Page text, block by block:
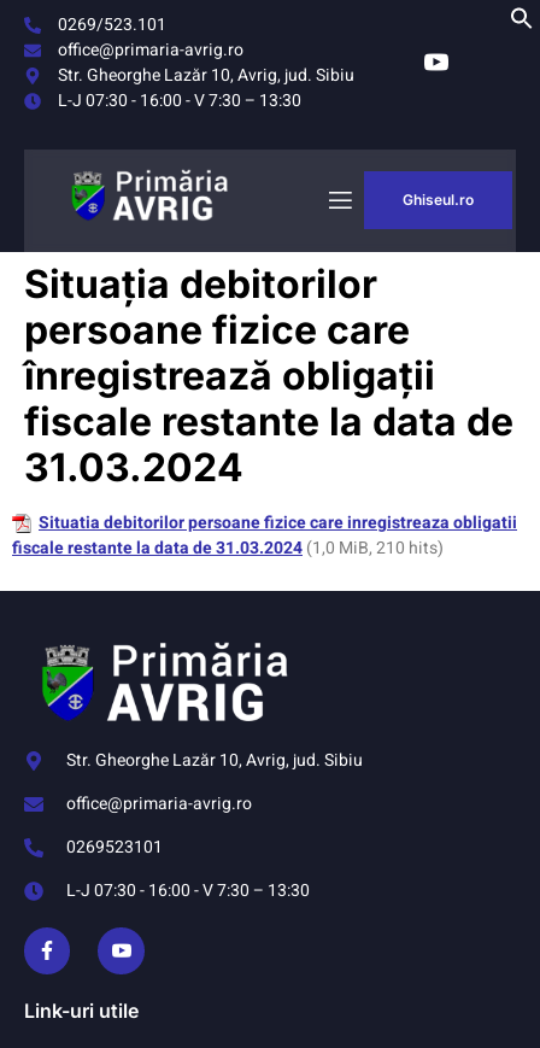
0269/523.101
office@primaria-avrig.ro
Str. Gheorghe Lazăr 10, Avrig, jud. Sibiu
L-J 07:30 - 16:00 - V 7:30 – 13:30
MONITORUL
OFICIAL LOCAL
Ghiseul.ro
Situația debitorilor
persoane fizice care
înregistrează obligații
fiscale restante la data de
31.03.2024
Situatia debitorilor persoane fizice care inregistreaza obligatii
fiscale restante la data de 31.03.2024(1,0 MiB, 210 hits)
Str. Gheorghe Lazăr 10, Avrig, jud. Sibiu
office@primaria-avrig.ro
0269523101
L-J 07:30 - 16:00 - V 7:30 – 13:30
Link-uri utile